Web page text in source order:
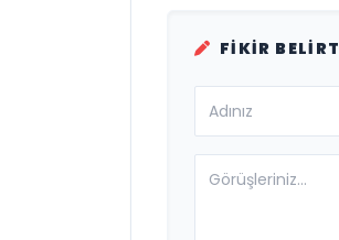
FIKIR BELIRT